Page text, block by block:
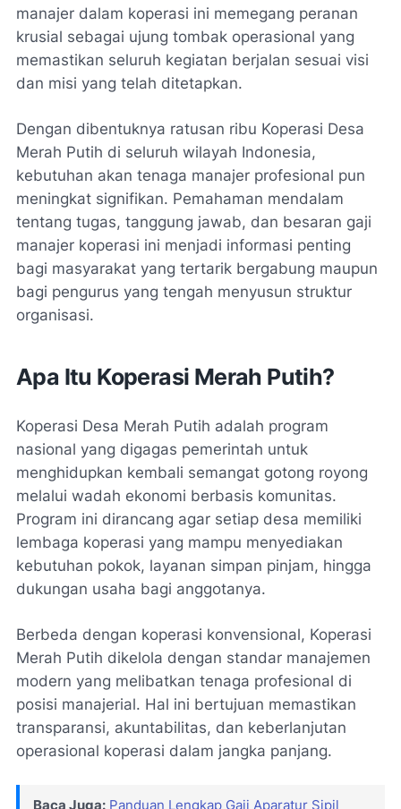
manajer dalam koperasi ini memegang peranan
krusial sebagai ujung tombak operasional yang
memastikan seluruh kegiatan berjalan sesuai visi
dan misi yang telah ditetapkan.
Dengan dibentuknya ratusan ribu Koperasi Desa
Merah Putih di seluruh wilayah Indonesia,
kebutuhan akan tenaga manajer profesional pun
meningkat signifikan. Pemahaman mendalam
tentang tugas, tanggung jawab, dan besaran gaji
manajer koperasi ini menjadi informasi penting
bagi masyarakat yang tertarik bergabung maupun
bagi pengurus yang tengah menyusun struktur
organisasi.
Apa Itu Koperasi Merah Putih?
Koperasi Desa Merah Putih adalah program
nasional yang digagas pemerintah untuk
menghidupkan kembali semangat gotong royong
melalui wadah ekonomi berbasis komunitas.
Program ini dirancang agar setiap desa memiliki
lembaga koperasi yang mampu menyediakan
kebutuhan pokok, layanan simpan pinjam, hingga
dukungan usaha bagi anggotanya.
Berbeda dengan koperasi konvensional, Koperasi
Merah Putih dikelola dengan standar manajemen
modern yang melibatkan tenaga profesional di
posisi manajerial. Hal ini bertujuan memastikan
transparansi, akuntabilitas, dan keberlanjutan
operasional koperasi dalam jangka panjang.
Baca Juga: Panduan Lengkap Gaji Aparatur Sipil